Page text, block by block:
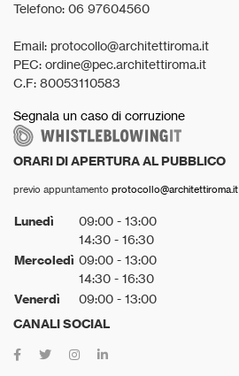
Telefono: 06 97604560
Email: protocollo@architettiroma.it
PEC: ordine@pec.architettiroma.it
C.F: 80053110583
Segnala un caso di corruzione
ORARI DI APERTURA AL PUBBLICO
previo appuntamento protocollo@architettiroma.it
Lunedì
09:00 - 13:00
14:30 - 16:30
Mercoledì 09:00 - 13:00
14:30 - 16:30
Venerdì 09:00 - 13:00
CANALI SOCIAL